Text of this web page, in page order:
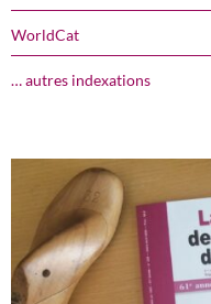
WorldCat
… autres indexations